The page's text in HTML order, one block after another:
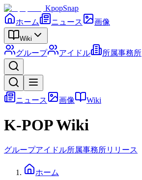
KpopSnap
ホーム
ニュース 画像
Wiki
グループ アイドル 所属事務所
ニュース 画像 Wiki
K-POP Wiki
グループアイドル所属事務所リリース
ホーム